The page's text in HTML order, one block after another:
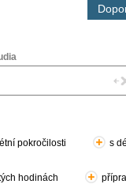
pokročilosti s
hodinách